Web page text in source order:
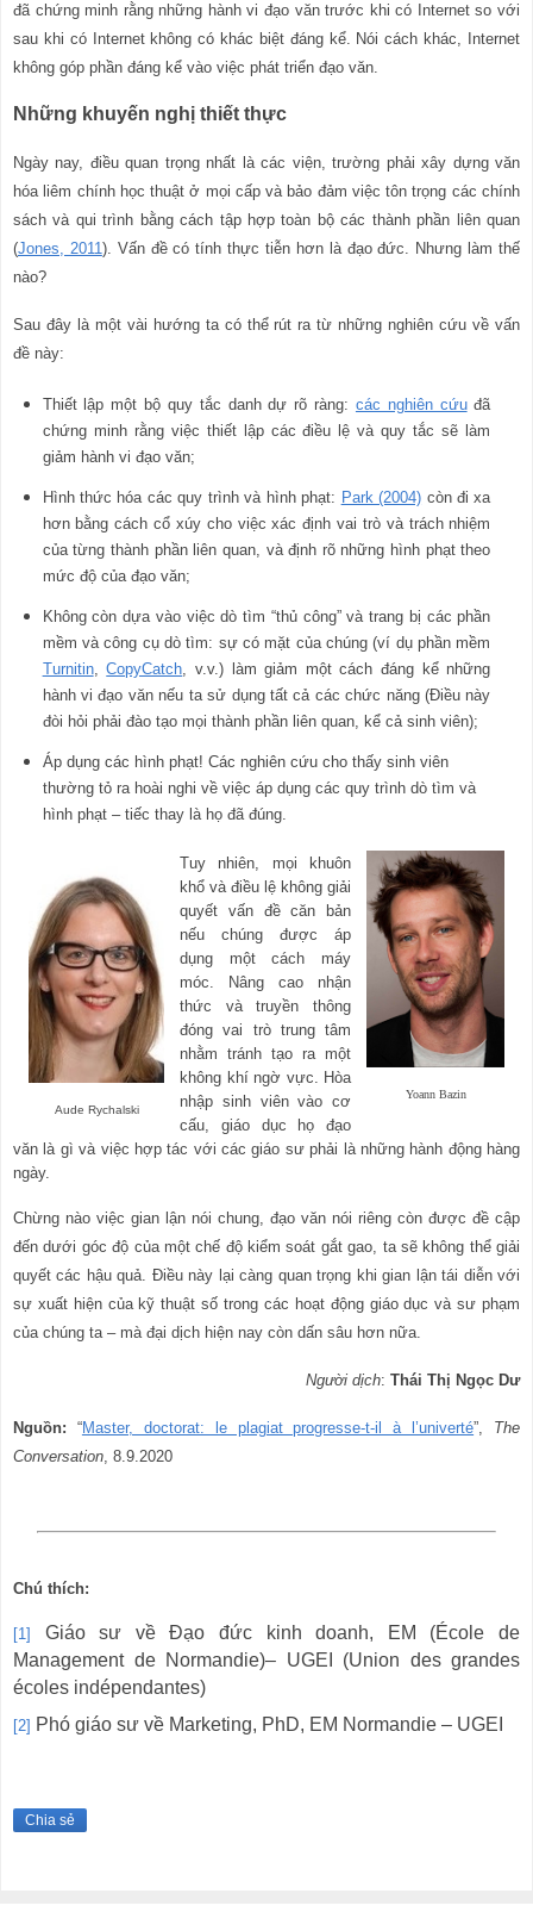
đã chứng minh rằng những hành vi đạo văn trước khi có Internet so với
sau khi có Internet không có khác biệt đáng kể. Nói cách khác, Internet
không góp phần đáng kể vào việc phát triển đạo văn.
Những khuyến nghị thiết thực
Ngày nay, điều quan trọng nhất là các viện, trường phải xây dựng văn
hóa liêm chính học thuật ở mọi cấp và bảo đảm việc tôn trọng các chính
sách và qui trình bằng cách tập hợp toàn bộ các thành phần liên quan
(Jones, 2011). Vấn đề có tính thực tiễn hơn là đạo đức. Nhưng làm thế
nào?
Sau đây là một vài hướng ta có thể rút ra từ những nghiên cứu về vấn
đề này:
Thiết lập một bộ quy tắc danh dự rõ ràng: các nghiên cứuđã
chứng minh rằng việc thiết lập các điều lệ và quy tắc sẽ làm
giảm hành vi đạo văn;
Hình thức hóa các quy trình và hình phạt: Park (2004) còn đi xa
hơn bằng cách cổ xúy cho việc xác định vai trò và trách nhiệm
của từng thành phần liên quan, và định rõ những hình phạt theo
mức độ của đạo văn;
Không còn dựa vào việc dò tìm “thủ công” và trang bị các phần
mềm và công cụ dò tìm: sự có mặt của chúng (ví dụ phần mềm
Turnitin,CopyCatch , v.v.) làm giảm một cách đáng kể những
hành vi đạo văn nếu ta sử dụng tất cả các chức năng (Điều này
đòi hỏi phải đào tạo mọi thành phần liên quan, kể cả sinh viên);
Áp dụng các hình phạt! Các nghiên cứu cho thấy sinh viên
thường tỏ ra hoài nghi về việc áp dụng các quy trình dò tìm và
hình phạt – tiếc thay là họ đã đúng.
Yoann Bazin
Aude Rychalski
Tuy nhiên, mọi khuôn
khổ và điều lệ không giải
quyết vấn đề căn bản
nếu chúng được áp
dụng một cách máy
móc. Nâng cao nhận
thức và truyền thông
đóng vai trò trung tâm
nhằm tránh tạo ra một
không khí ngờ vực. Hòa
nhập sinh viên vào cơ
cấu, giáo dục họ đạo
văn là gì và việc hợp tác với các giáo sư phải là những hành động hàng
ngày.
Chừng nào việc gian lận nói chung, đạo văn nói riêng còn được đề cập
đến dưới góc độ của một chế độ kiểm soát gắt gao, ta sẽ không thể giải
quyết các hậu quả. Điều này lại càng quan trọng khi gian lận tái diễn với
sự xuất hiện của kỹ thuật số trong các hoạt động giáo dục và sư phạm
của chúng ta – mà đại dịch hiện nay còn dấn sâu hơn nữa.
Người dịch: Thái Thị Ngọc Dư
Nguồn: “Master, doctorat: le plagiat progresse-t-il à l’univerté”, The
Conversation , 8.9.2020
Chú thích:
[1]
Giáo sư về Đạo đức kinh doanh, EM (École de
Management de Normandie)– UGEI (Union des grandes
écoles indépendantes)
[2] Phó giáo sư về Marketing, PhD, EM Normandie – UGEI
Chia sẻ